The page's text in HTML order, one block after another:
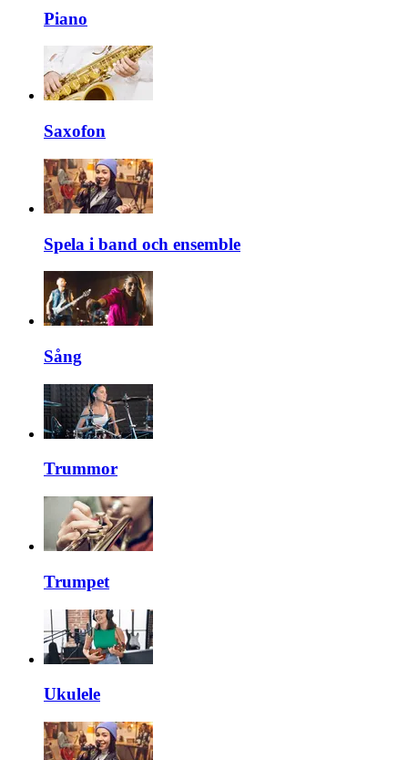
Piano
Saxofon
Spela i band och ensemble
Sång
Trummor
Trumpet
Ukulele